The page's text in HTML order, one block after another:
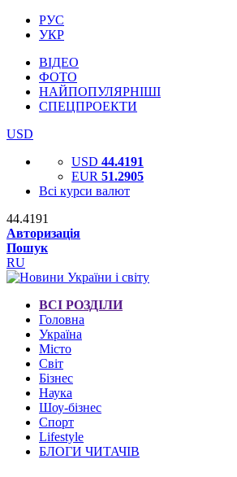
РУС
УКР
ВІДЕО
ФОТО
НАЙПОПУЛЯРНІШІ
СПЕЦПРОЕКТИ
USD
USD 44.4191
EUR 51.2905
Всі курси валют
44.4191
Авторизація
Пошук
RU
ВСІ РОЗДІЛИ
Головна
Україна
Місто
Світ
Бізнес
Наука
Шоу-бізнес
Спорт
Lifestyle
БЛОГИ ЧИТАЧІВ